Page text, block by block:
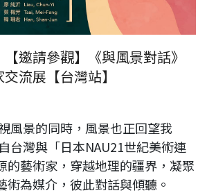
【邀請參觀】《與風景對話》
流展【台灣站】
風景的同時，風景也正回望我
台灣與「日本NAU21世紀美術連
的藝術家，穿越地理的疆界，凝聚
術為媒介，彼此對話與傾聽。